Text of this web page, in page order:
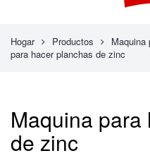
Hogar Productos Maquina
para hacer planchas de zinc
Maquina
de zinc